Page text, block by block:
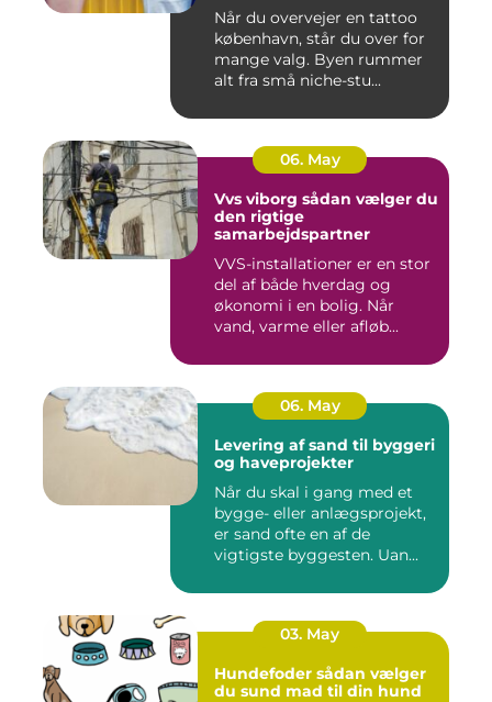
Når du overvejer en tattoo
københavn, står du over for
mange valg. Byen rummer
alt fra små niche-stu...
06. May
Vvs viborg sådan vælger du
den rigtige
samarbejdspartner
VVS-installationer er en stor
del af både hverdag og
økonomi i en bolig. Når
vand, varme eller afløb...
06. May
Levering af sand til byggeri
og haveprojekter
Når du skal i gang med et
bygge- eller anlægsprojekt,
er sand ofte en af de
vigtigste byggesten. Uan...
03. May
Hundefoder sådan vælger
du sund mad til din hund